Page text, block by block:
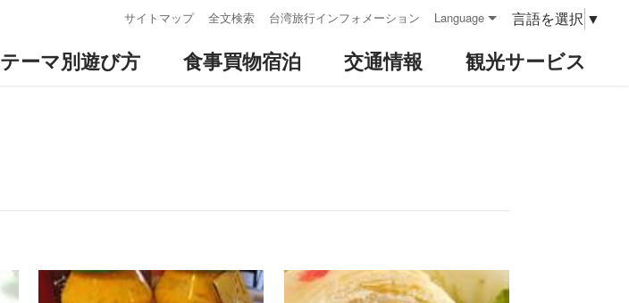
サイトマップ 全文検索 台湾旅行インフォメーション Language 言語を選択 ▼
テーマ別遊び方 食事買物宿泊 交通情報 観光サービス